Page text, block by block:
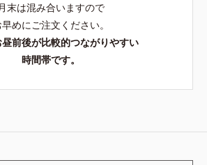
末は混み合いますので
早めにご注文ください。
前後が比較的つながりやすい
時間帯です。